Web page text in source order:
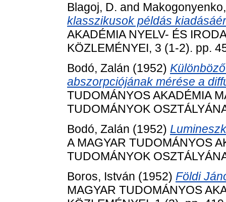
Blagoj, D. and
klasszikusok példás
AKADÉMIA NYELV- ÉS
KÖZLEMÉNYEI, 3 (1-2). pp.
Bodó, Zalán (1952)
abszorpciójának mérése a
TUDOMÁNYOS AKADÉMIA
TUDOMÁNYOK
Bodó, Zalán (1952)
A MAGYAR TUDOMÁNYOS
TUDOMÁNYOK
Boros, István (1952) Földi
MAGYAR TUDOMÁNYOS